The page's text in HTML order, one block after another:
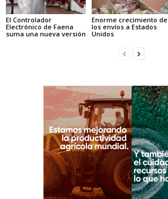
El Controlador
Electrónico de Faena
suma una nueva versión
Enorme crecimiento de
los envíos a Estados
Unidos